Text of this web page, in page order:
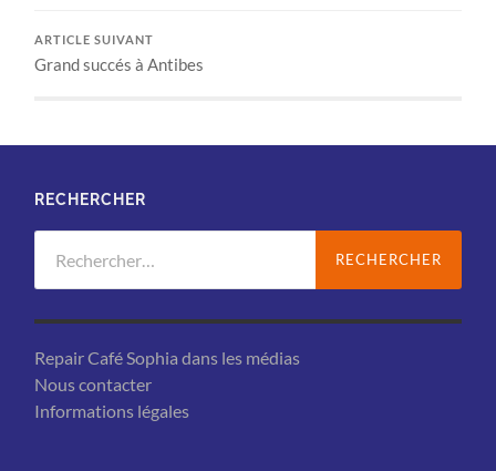
ARTICLE SUIVANT
Grand succés à Antibes
RECHERCHER
Repair Café Sophia dans les médias
Nous contacter
Informations légales